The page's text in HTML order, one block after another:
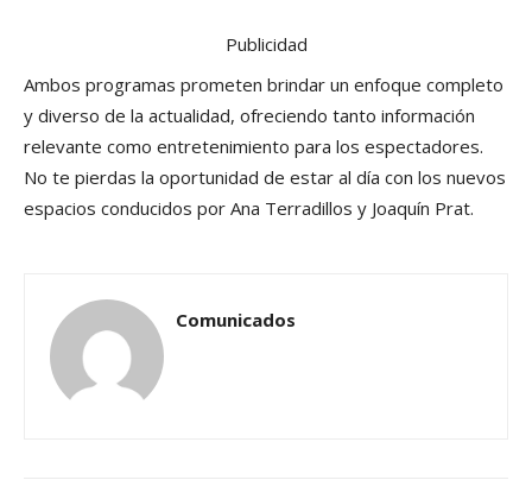
Publicidad
Ambos programas prometen brindar un enfoque completo
y diverso de la actualidad, ofreciendo tanto información
relevante como entretenimiento para los espectadores.
No te pierdas la oportunidad de estar al día con los nuevos
espacios conducidos por Ana Terradillos y Joaquín Prat.
Comunicados